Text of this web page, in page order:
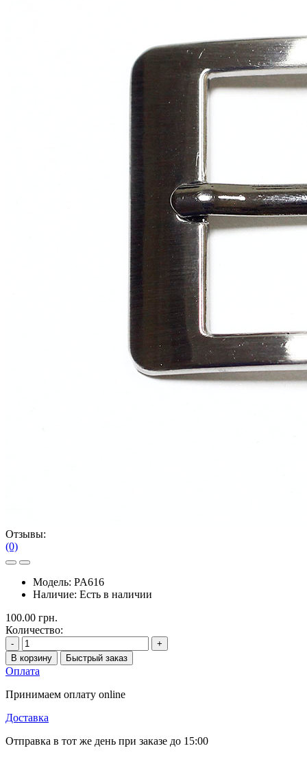
Отзывы:
(0)
Модель: PA616
Наличие: Есть в наличии
100.00 грн.
Количество:
-
+
В корзину
Быстрый заказ
Оплата
Принимаем оплату online
Доставка
Отправка в тот же день при заказе до 15:00